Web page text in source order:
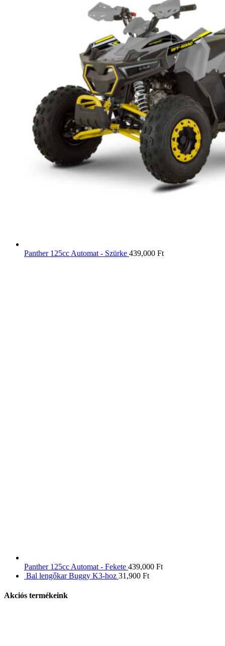
Panther 125cc Automat - Szürke 439,000 Ft
Panther 125cc Automat - Fekete 439,000 Ft
Bal lengőkar Buggy K3-hoz 31,900 Ft
Akciós termékeink